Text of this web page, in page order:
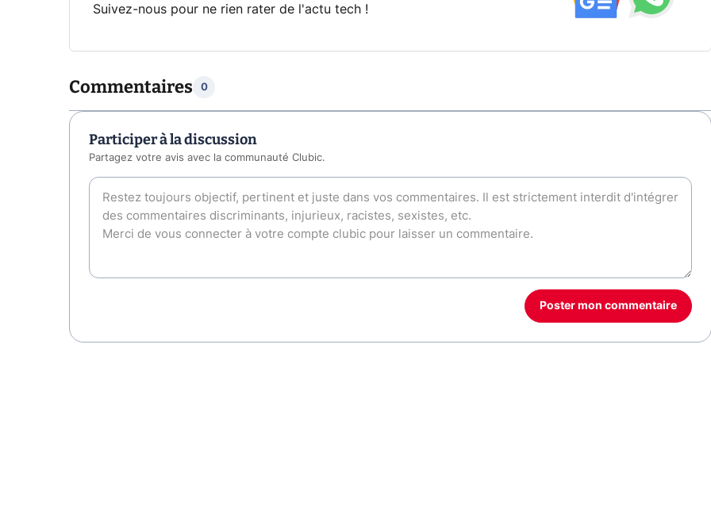
Suivez-nous pour ne rien rater de l'actu tech !
Commentaires 0
Participer à la discussion
Partagez votre avis avec la communauté Clubic.
Poster mon commentaire